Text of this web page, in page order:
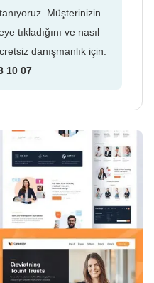
Müşterinizin
tıkladığını ve nasıl
danışmanlık için:
10 07